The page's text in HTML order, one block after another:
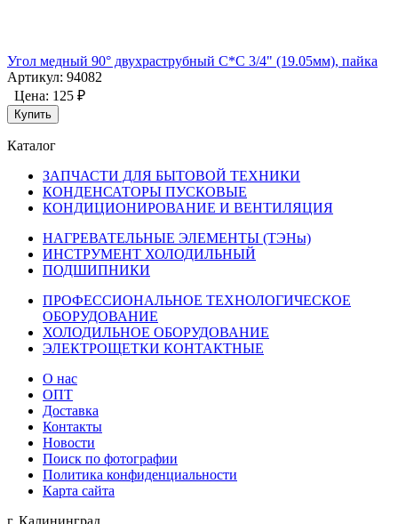
Угол медный 90° двухраструбный С*С 3/4" (19.05мм), пайка
Артикул: 94082
Цена: 125 ₽
Купить
Каталог
ЗАПЧАСТИ ДЛЯ БЫТОВОЙ ТЕХНИКИ
КОНДЕНСАТОРЫ ПУСКОВЫЕ
КОНДИЦИОНИРОВАНИЕ И ВЕНТИЛЯЦИЯ
НАГРЕВАТЕЛЬНЫЕ ЭЛЕМЕНТЫ (ТЭНы)
ИНСТРУМЕНТ ХОЛОДИЛЬНЫЙ
ПОДШИПНИКИ
ПРОФЕССИОНАЛЬНОЕ ТЕХНОЛОГИЧЕСКОЕ
ОБОРУДОВАНИЕ
ХОЛОДИЛЬНОЕ ОБОРУДОВАНИЕ
ЭЛЕКТРОЩЕТКИ КОНТАКТНЫЕ
О нас
ОПТ
Доставка
Контакты
Новости
Поиск по фотографии
Политика конфиденциальности
Карта сайта